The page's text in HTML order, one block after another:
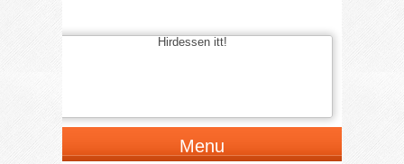
Hirdessen itt!
Menu